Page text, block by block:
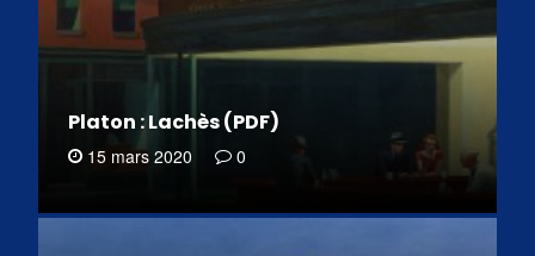
Platon : Lachès (PDF)
15 mars 2020 0